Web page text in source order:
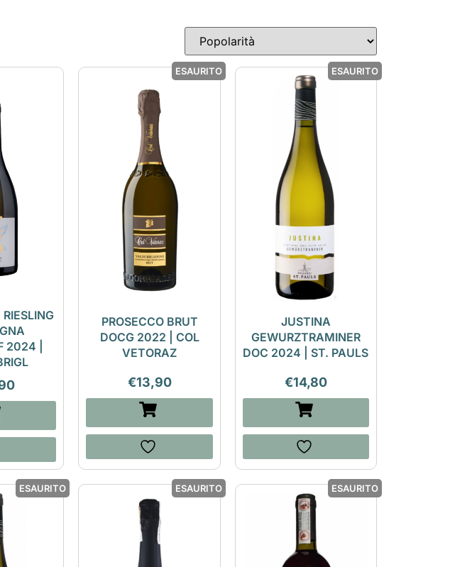
2024 |
ESAURITO
PROSECCO BRUT
DOCG 2022 | COL
VETORAZ
€13,90
ESAURITO
JUSTINA
GEWURZTRAMINER
DOC 2024 | ST. PAULS
€14,80
ESAURITO ESAURITO ESAURITO